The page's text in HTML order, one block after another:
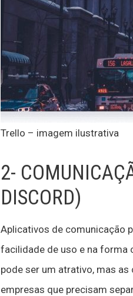
Trello – imagem ilustrativa
2-
DISCORD)
Aplicativos de comunicação
facilidade de uso e na forma
pode ser um atrativo, mas
empresas que precisam